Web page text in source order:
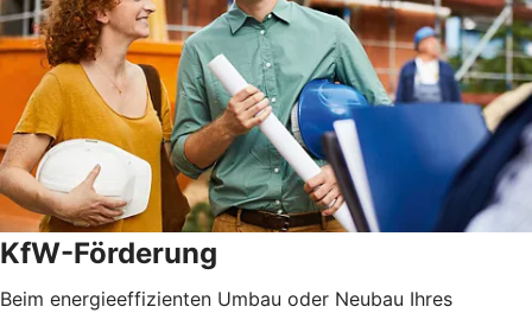
KfW-Förderung
Beim energieeffizienten Umbau oder Neubau Ihres